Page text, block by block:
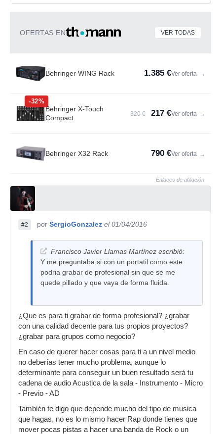
OFERTAS EN VER TODAS
Behringer WING Rack 1.385 €Ver oferta →
-32%
Behringer X-Touch
Compact
320 € 217 €Ver oferta →
Behringer X32 Rack 790 €Ver oferta →
Enlaces de afiliación
#2 por SergioGonzalez el 01/04/2016
Francisco Javier Llamas Martínez escribió:
Y me preguntaba si con un portatil como este
podria grabar de profesional sin que se me
quede pillado y que vaya de forma fluida.
¿Que es para ti grabar de forma profesional? ¿grabar
con una calidad decente para tus propios proyectos?
¿grabar para grupos como negocio?
En caso de querer hacer cosas para ti a un nivel medio
no deberías tener mucho problema, aunque lo
determinante para conseguir un buen resultado será tu
cadena de audio Acustica de la sala - Instrumento - Micro
- Previo - AD
También te digo que depende mucho del tipo de musica
que hagas, no es lo mismo hacer Rap donde tienes que
mover pocas pistas a hacer una banda de Rock o un